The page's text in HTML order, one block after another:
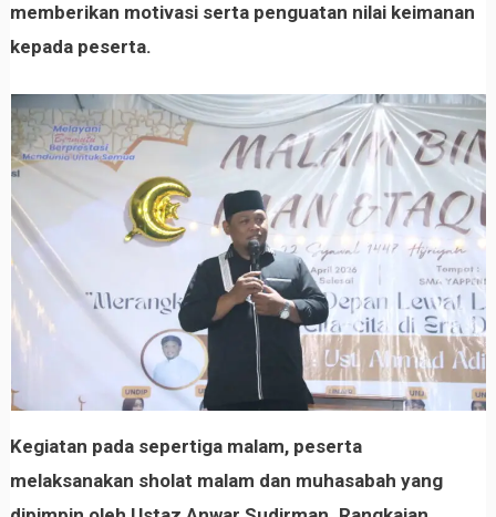
memberikan motivasi serta penguatan nilai keimanan
kepada peserta.
Kegiatan pada sepertiga malam, peserta
melaksanakan sholat malam dan muhasabah yang